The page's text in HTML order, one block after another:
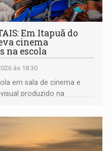
Em Itapuã do
cinema
na escola
às 18:30
em sala de cinema e
produzido na